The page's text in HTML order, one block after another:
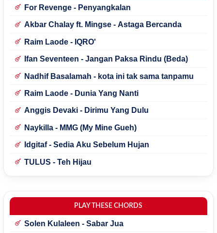
For Revenge - Penyangkalan
Akbar Chalay ft. Mingse - Astaga Bercanda
Raim Laode - IQRO'
Ifan Seventeen - Jangan Paksa Rindu (Beda)
Nadhif Basalamah - kota ini tak sama tanpamu
Raim Laode - Dunia Yang Nanti
Anggis Devaki - Dirimu Yang Dulu
Naykilla - MMG (My Mine Gueh)
Idgitaf - Sedia Aku Sebelum Hujan
TULUS - Teh Hijau
PLAY THESE CHORDS
Solen Kulaleen - Sabar Jua